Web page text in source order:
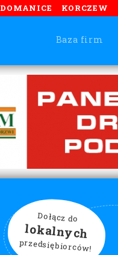
DOMANICE KORCZEW
Baza firm
Dołącz do
lokalnych
przedsiębiorców!